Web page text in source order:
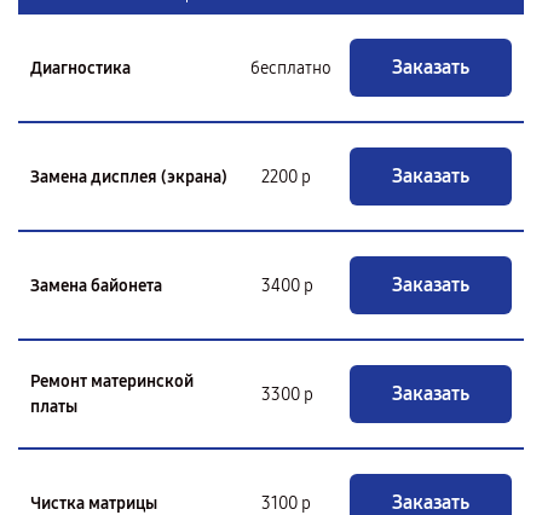
Диагностика бесплатно Заказать
Замена дисплея (экрана) 2200 р Заказать
Замена байонета 3400 р Заказать
Ремонт материнской
платы
3300 р Заказать
Чистка матрицы 3100 р Заказать